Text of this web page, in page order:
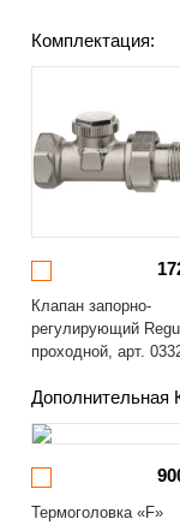
Комплектация:
Клапан запорно-
регулирующий
проходной, арт.
Дополнительная
Термоголовка «F»